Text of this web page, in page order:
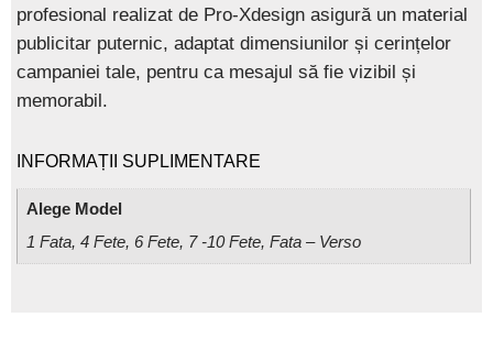
profesional realizat de Pro-Xdesign asigură un material
publicitar puternic, adaptat dimensiunilor și cerințelor
campaniei tale, pentru ca mesajul să fie vizibil și
memorabil.
INFORMAȚII SUPLIMENTARE
Alege Model
1 Fata, 4 Fete, 6 Fete, 7 -10 Fete, Fata – Verso